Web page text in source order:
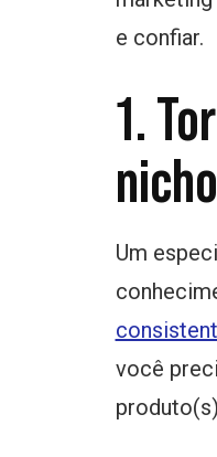
e confiar.
1.
nicho
Um
você